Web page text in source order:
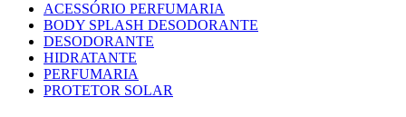
ACESSÓRIO PERFUMARIA
BODY SPLASH DESODORANTE
DESODORANTE
HIDRATANTE
PERFUMARIA
PROTETOR SOLAR